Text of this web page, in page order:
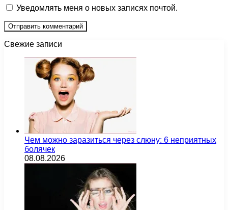
Уведомлять меня о новых записях почтой.
Свежие записи
Чем можно заразиться через слюну: 6 неприятных
болячек
08.08.2026